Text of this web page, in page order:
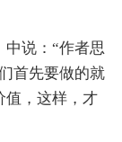
说：“作者思
首先要做的就
值，这样，才